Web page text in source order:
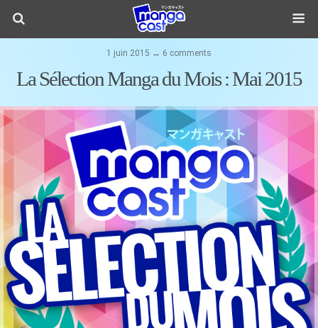
1 juin 2015 ↔ 6 comments
La Sélection Manga du Mois : Mai 2015